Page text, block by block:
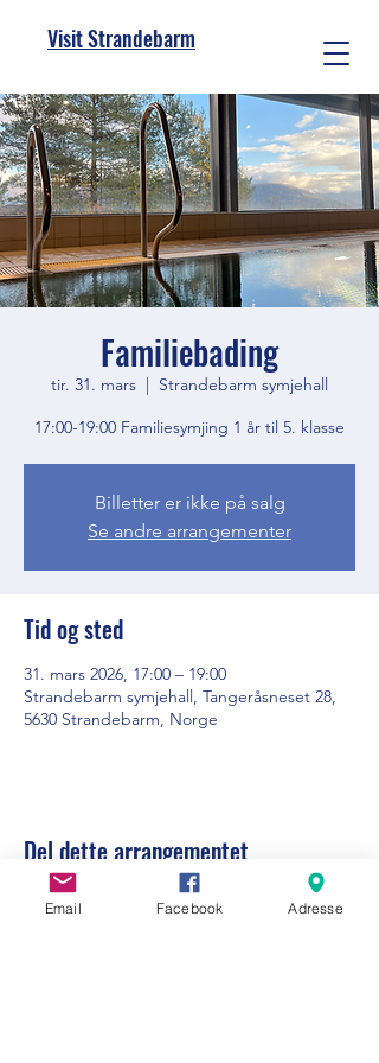
Visit Strandebarm
Familiebading
tir. 31. mars
  |
Strandebarm symjehall
17:00-19:00 Familiesymjing 1 år til 5. klasse
Billetter er ikke på salg
Se andre arrangementer
Tid og sted
31. mars 2026, 17:00 – 19:00
Strandebarm symjehall, Tangeråsneset 28,
5630 Strandebarm, Norge
Del dette arrangementet
Email Facebook Adresse